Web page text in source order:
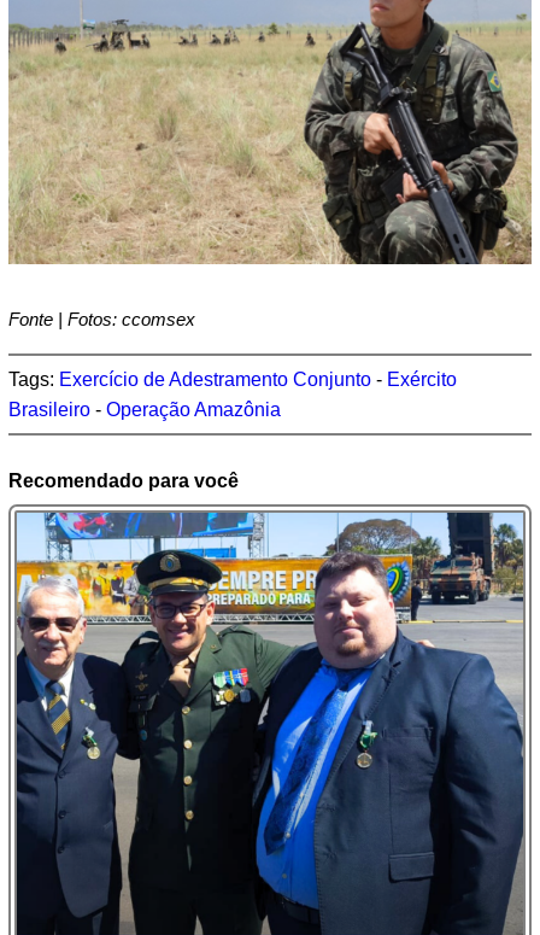
Fonte | Fotos: ccomsex
Tags: Exercício de Adestramento Conjunto - Exército
Brasileiro - Operação Amazônia
Recomendado para você